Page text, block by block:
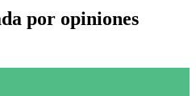
por opiniones